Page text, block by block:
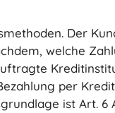
Der
welche
per
ist Art. 6